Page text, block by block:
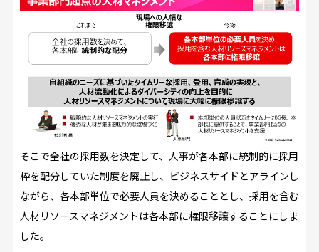
そこで全社の採用数を決定して、人事が各本部に統制的に採用
枠を配分していた制度を廃止し、ビジネスサイドとアラインし
ながら、各本部単位で必要人員を決めることとし、採用を含む
人材リソースマネジメントは各本部に権限移譲することにしま
した。